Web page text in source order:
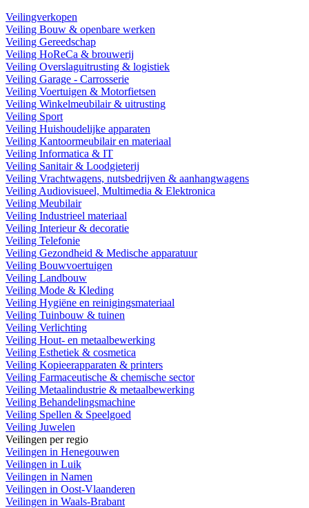
Veilingverkopen
Veiling Bouw & openbare werken
Veiling Gereedschap
Veiling HoReCa & brouwerij
Veiling Overslaguitrusting & logistiek
Veiling Garage - Carrosserie
Veiling Voertuigen & Motorfietsen
Veiling Winkelmeubilair & uitrusting
Veiling Sport
Veiling Huishoudelijke apparaten
Veiling Kantoormeubilair en materiaal
Veiling Informatica & IT
Veiling Sanitair & Loodgieterij
Veiling Vrachtwagens, nutsbedrijven & aanhangwagens
Veiling Audiovisueel, Multimedia & Elektronica
Veiling Meubilair
Veiling Industrieel materiaal
Veiling Interieur & decoratie
Veiling Telefonie
Veiling Gezondheid & Medische apparatuur
Veiling Bouwvoertuigen
Veiling Landbouw
Veiling Mode & Kleding
Veiling Hygiëne en reinigingsmateriaal
Veiling Tuinbouw & tuinen
Veiling Verlichting
Veiling Hout- en metaalbewerking
Veiling Esthetiek & cosmetica
Veiling Kopieerapparaten & printers
Veiling Farmaceutische & chemische sector
Veiling Metaalindustrie & metaalbewerking
Veiling Behandelingsmachine
Veiling Spellen & Speelgoed
Veiling Juwelen
Veilingen per regio
Veilingen in Henegouwen
Veilingen in Luik
Veilingen in Namen
Veilingen in Oost-Vlaanderen
Veilingen in Waals-Brabant